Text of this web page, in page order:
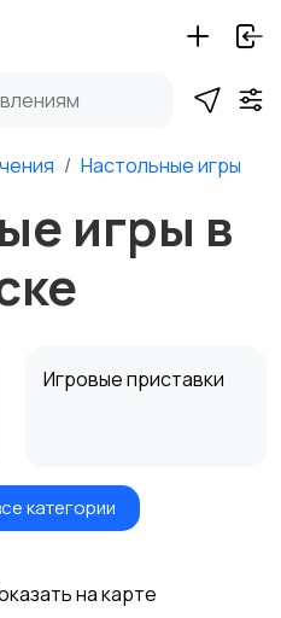
Настольные игры
игры в
Игровые приставки
Книги и журналы
категории
на карте